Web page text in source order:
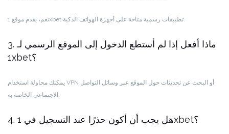
نعم، يقدم موقع 1xbet تطبيقات رسمية متاحة على أجهزة الهواتف الذكية.
3. ماذا أفعل إذا لم أستطع الدخول إلى الموقع الرسمي لـ
1xbet؟
يمكنك محاولة استخدام VPN أو البحث عن تحديثات حول الموقع عبر وسائل التواصل
الاجتماعي الخاصة به.
4. هل يجب أن أكون حذرًا عند التسجيل في 1xbet؟